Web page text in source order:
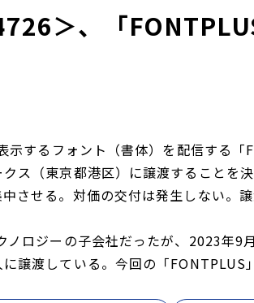
＞、「
示するフォント（書体）を配信する
ス（東京都港区）に譲渡することを
させる。対価の交付は発生しない。
ノロジーの子会社だったが、2023
譲渡している。今回の「FONTPLUS